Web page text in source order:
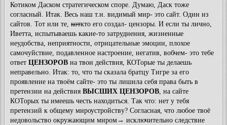
Котиком Даском стратегическом споре. Думаю, Даск тоже
согласный. Итак. Весь наш т.н. видимый мир- это сайт. Один из
сайтов. Тот или те, коткто его создал- цензоры. И если ты лично,
Иветта, испытываешь какие-то затруднения, жизненные
неудобства, неприятности, отрицательные эмоции, плохое
самочуйствие, подавленное настроение, негатив, вобчем- это тебе
ответ ЦЕНЗОРОВ на твои действия, КОТорые ты делаешь
неправельно. Итак: то, что ты сказала братцу Тигре за его
проявление на твоём сайте- это ты лишила себя права быть в
претензии на действия ВЫСШИХ ЦЕНЗОРОВ , на сайте
КОТорых ты имеешь честь находиться. Так что: нет у тебя
претензий к общему мироустройству? Согласная, что любое твоё
недовольство окружающим миром→ исключительно следствие